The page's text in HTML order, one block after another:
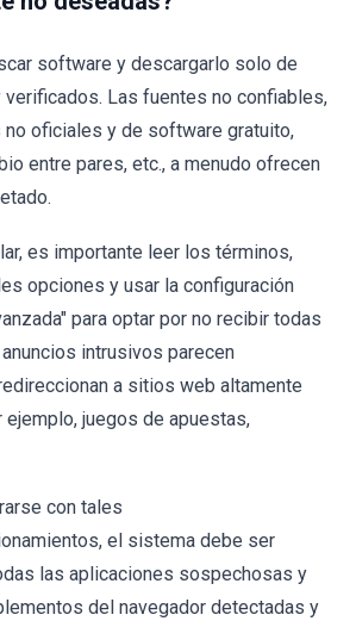
software y descargarlo solo de
Las fuentes no confiables,
oficiales y de software gratuito,
entre pares, etc., a menudo ofrecen
es importante leer los términos,
opciones y usar la configuración
para optar por no recibir todas
intrusivos parecen
a sitios web altamente
juegos de apuestas,
con tales
el sistema debe ser
las aplicaciones sospechosas y
del navegador detectadas y